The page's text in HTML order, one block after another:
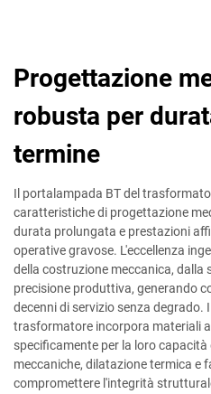
Progettazione
robusta per
termine
Il portalampada BT del
caratteristiche di progettazione
durata prolungata e prestazioni
operative gravose. L'eccellenza
della costruzione meccanica, dalla
precisione produttiva, generando
decenni di servizio senza degrado.
trasformatore incorpora materiali
specificamente per la loro
meccaniche, dilatazione termica e
compromettere l'integrità